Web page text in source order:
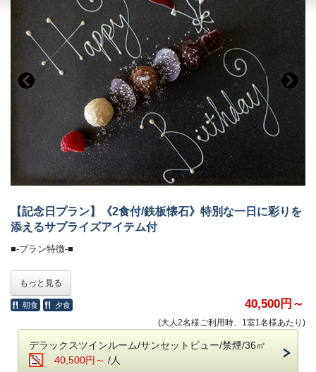
・バリアフリー、ポーターサービスは未対応です。
＜ザ・ミュージックルーム＞（7:00～12:00／15:00～24:00）
・ハンギングソファーで音楽を堪能
＜ライブラリー＞（7:00～12:00／15:00～24:00）
・お気に入りの一冊を
■-《夕食》洋と和が響きあうフレンチ懐石-■
湯気立つオープンキッチンから漂う香ばしさに、
誘われて、始まるのは五感で味わう、和とフレンチの美食饗宴。
物語を語るように一皿ずつ届けられる、華やかな演出。
目にも舌にも嬉しい“美味しい時間”を、心ゆくまでご堪能ください。
・お食事中のドリンクフリー
・時間 17：30、18：00、18：30、19：00、19：30
（完全予約制。予約時にご指定ください）
ご希望のお時間が満席の際は、時間変更をお願いする場合がございま
す。
■-朝のごちそう《和食御膳》-■
炊きたて土鍋ご飯のふわりと広がる甘い香り、
みずみずしい朝採れ野菜、濃厚な牧場直送の牛乳
契約農家や牧場から毎朝届く新鮮食材を使い、
一品一品丁寧に仕上げた、心と体にやさしい朝食です。
・会場 レストラン「ザ・マイルストーン」
【記念日プラン】《2食付/鉄板懐石》特別な一日に彩りを
添えるサプライズアイテム付
■-プラン特徴-■
が全てご用意いたします。
チェックイン後、お部屋のドアを開けるとプラネタリウムが幻想的な雰
そして部屋の明かりを点けると、そこにはHAPPY BIRTHDAYのバルー
ン文字が！
※バルーンは「HAPPY ANNIVERSARY」に変更可能です。
もっと見る
朝食 夕食 40,500円～
(大人2名様ご利用時、1室1名様あたり)
デラックスツインルーム/サンセットビュー/禁煙/36㎡
40,500円～ /人